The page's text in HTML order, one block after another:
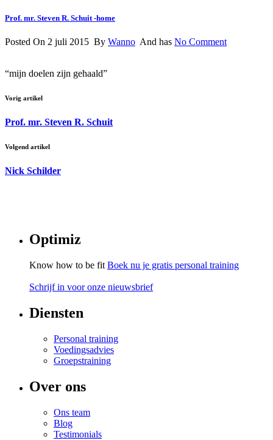
Prof. mr. Steven R. Schuit -home
Posted On 2 juli 2015 By Wanno And has No Comment
“mijn doelen zijn gehaald”
Vorig artikel
Prof. mr. Steven R. Schuit
Volgend artikel
Nick Schilder
Optimiz
Know how to be fit Boek nu je gratis personal training
Schrijf in voor onze nieuwsbrief
Diensten
Personal training
Voedingsadvies
Groepstraining
Over ons
Ons team
Blog
Testimonials